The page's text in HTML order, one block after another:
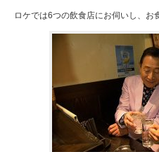
ロケでは6つの飲食店にお伺いし、お